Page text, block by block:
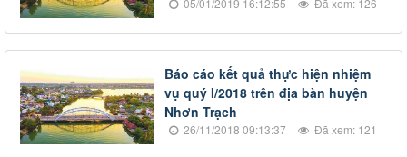
Báo cáo kết quả thực hiện nhiệm
vụ quý I/2018 trên địa bàn huyện
Nhơn Trạch
26/11/2018 09:13:37 Đã xem: 121